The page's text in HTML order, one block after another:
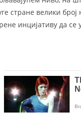
стране велики број
инцијативу да се